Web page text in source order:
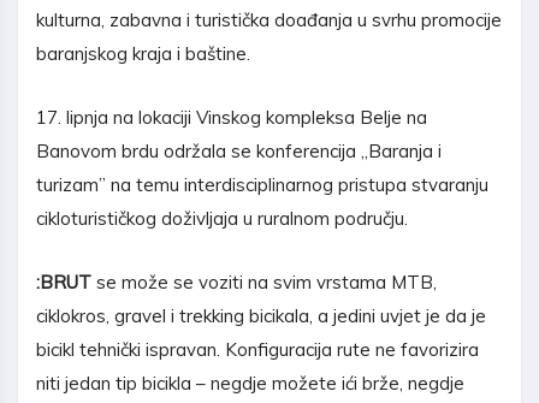
kulturna, zabavna i turistička doađanja u svrhu promocije
baranjskog kraja i baštine.
17. lipnja na lokaciji Vinskog kompleksa Belje na
Banovom brdu održala se konferencija ,,Baranja i
turizam” na temu interdisciplinarnog pristupa stvaranju
cikloturističkog doživljaja u ruralnom području.
:BRUT se može se voziti na svim vrstama MTB,
ciklokros, gravel i trekking bicikala, a jedini uvjet je da je
bicikl tehnički ispravan. Konfiguracija rute ne favorizira
niti jedan tip bicikla – negdje možete ići brže, negdje